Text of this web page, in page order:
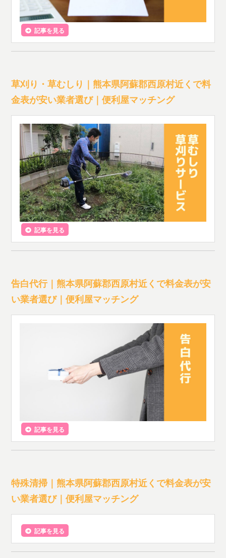
記事を見る
草刈り・草むしり｜熊本県阿蘇郡西原村近くで料
金表が安い業者選び｜便利屋マッチング
記事を見る
告白代行｜熊本県阿蘇郡西原村近くで料金表が安
い業者選び｜便利屋マッチング
記事を見る
特殊清掃｜熊本県阿蘇郡西原村近くで料金表が安
い業者選び｜便利屋マッチング
記事を見る